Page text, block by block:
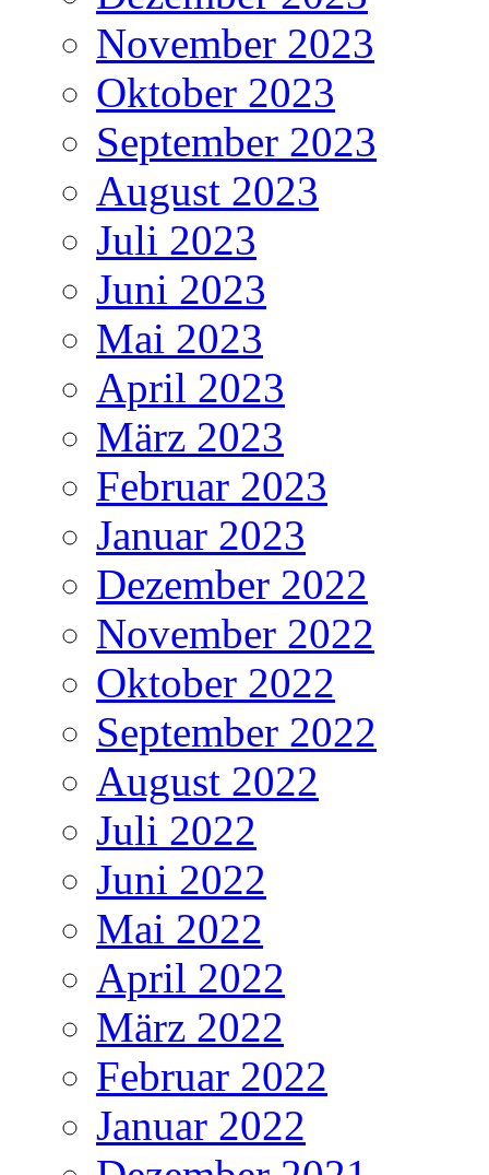
November 2023
Oktober 2023
September 2023
August 2023
Juli 2023
Juni 2023
Mai 2023
April 2023
März 2023
Februar 2023
Januar 2023
Dezember 2022
November 2022
Oktober 2022
September 2022
August 2022
Juli 2022
Juni 2022
Mai 2022
April 2022
März 2022
Februar 2022
Januar 2022